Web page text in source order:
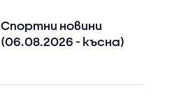
Спортни новини
(06.08.2026 - късна)